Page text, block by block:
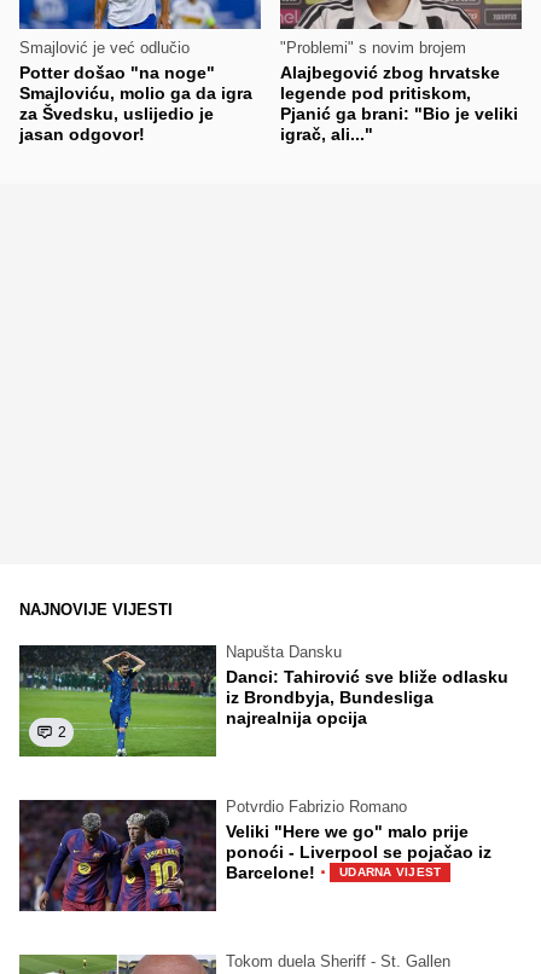
Smajlović je već odlučio
Potter došao "na noge"
Smajloviću, molio ga da igra
za Švedsku, uslijedio je
jasan odgovor!
"Problemi" s novim brojem
Alajbegović zbog hrvatske
legende pod pritiskom,
Pjanić ga brani: "Bio je veliki
igrač, ali..."
NAJNOVIJE VIJESTI
2
Napušta Dansku
Danci: Tahirović sve bliže odlasku
iz Brondbyja, Bundesliga
najrealnija opcija
Potvrdio Fabrizio Romano
Veliki "Here we go" malo prije
ponoći - Liverpool se pojačao iz
Barcelone! · UDARNA VIJEST
Tokom duela Sheriff - St. Gallen